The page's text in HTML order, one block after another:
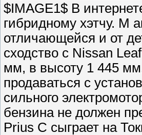
$IMAGE1$ В
гибридному хэтчу. М
отличающейся и от
сходство с Nissan
мм, в высоту 1 445
продаваться с
сильного
бензина не должен
Prius С сыграет на